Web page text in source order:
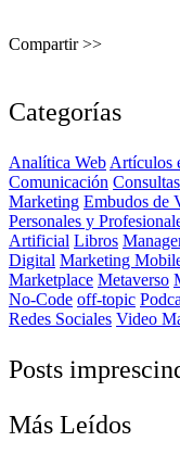
Compartir >>
Categorías
Analítica Web Artículos
Comunicación
Marketing Embudos de
Personales y
Artificial Libros
Digital Marketing
Marketplace Metaverso
No-Code off-topic
Redes Sociales Video
Posts
Más Leídos